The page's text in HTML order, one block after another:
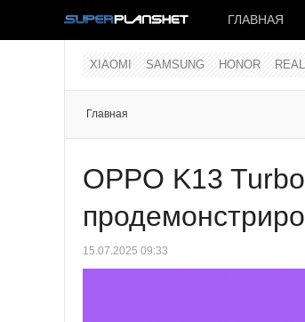
ГЛАВНАЯ
XIAOMI SAMSUNG HONOR
Главная
OPPO K13
15.07.2025 09:33